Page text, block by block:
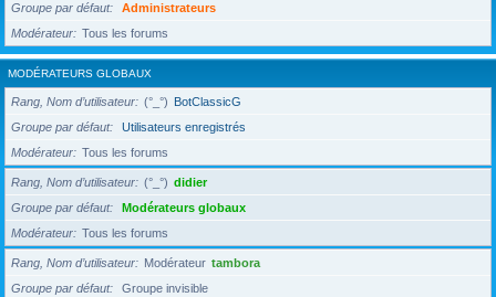
Groupe par défaut
Administrateurs
Modérateur
Tous les forums
MODÉRATEURS GLOBAUX
Rang, Nom d’utilisateur (°_°) BotClassicG
Groupe par défaut
Utilisateurs enregistrés
Modérateur
Tous les forums
Rang, Nom d’utilisateur (°_°) didier
Groupe par défaut
Modérateurs globaux
Modérateur
Tous les forums
Rang, Nom d’utilisateur Modérateur tambora
Groupe par défaut
Groupe invisible